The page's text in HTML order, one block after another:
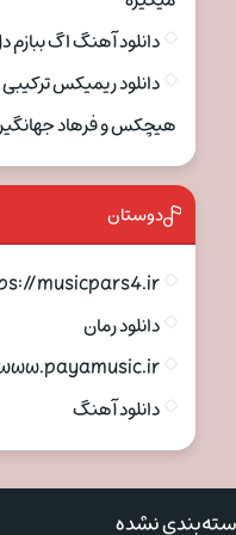
دانلود آهنگ اگ
دانلود ریمیکس
هیچکس و فرهاد
دوستان
musicpars4.ir/
دانلود رمان
دانلود آهنگ
نشده